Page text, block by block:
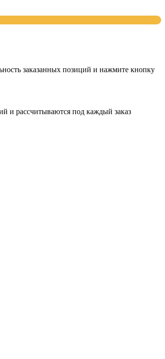
заказанных позиций и нажмите кнопку
и рассчитываются под каждый заказ